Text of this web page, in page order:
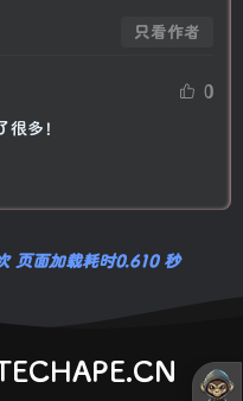
只看作者
0
多！
页面加载耗时0.610 秒